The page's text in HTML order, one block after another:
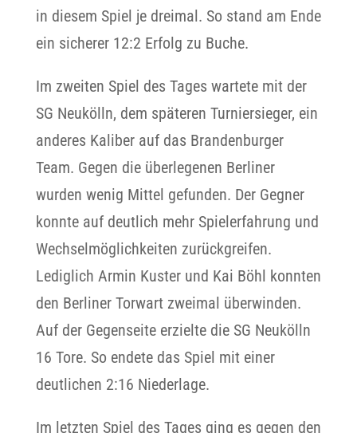
in diesem Spiel je dreimal. So stand am Ende
ein sicherer 12:2 Erfolg zu Buche.
Im zweiten Spiel des Tages wartete mit der
SG Neukölln, dem späteren Turniersieger, ein
anderes Kaliber auf das Brandenburger
Team. Gegen die überlegenen Berliner
wurden wenig Mittel gefunden. Der Gegner
konnte auf deutlich mehr Spielerfahrung und
Wechselmöglichkeiten zurückgreifen.
Lediglich Armin Kuster und Kai Böhl konnten
den Berliner Torwart zweimal überwinden.
Auf der Gegenseite erzielte die SG Neukölln
16 Tore. So endete das Spiel mit einer
deutlichen 2:16 Niederlage.
Im letzten Spiel des Tages ging es gegen den